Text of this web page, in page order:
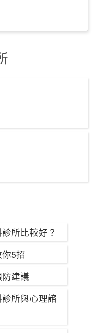
所比較好？
5招
建議
所與心理諮